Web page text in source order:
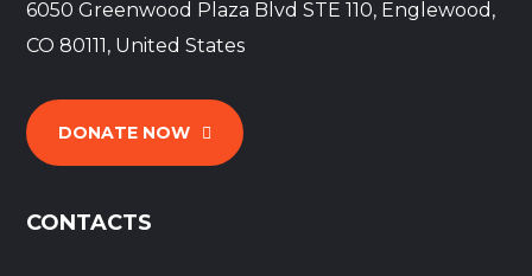
6050 Greenwood Plaza Blvd STE 110, Englewood,
CO 80111, United States
DONATE NOW
CONTACTS